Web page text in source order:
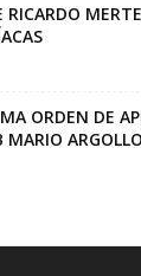
ORDEN DE
MARIO ARGOLLO